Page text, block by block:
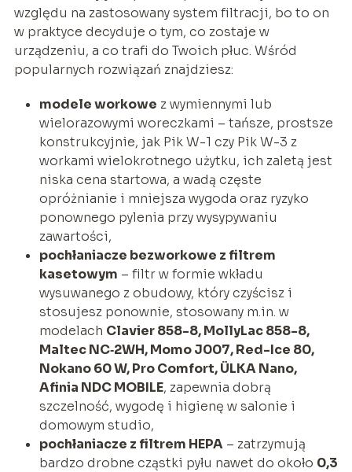
względu na zastosowany system filtracji, bo to on
w praktyce decyduje o tym, co zostaje w
urządzeniu, a co trafi do Twoich płuc. Wśród
popularnych rozwiązań znajdziesz:
modele workowe z wymiennymi lub
wielorazowymi woreczkami – tańsze, prostsze
konstrukcyjnie, jak Pik W-1 czy Pik W-3 z
workami wielokrotnego użytku, ich zaletą jest
niska cena startowa, a wadą częste
opróżnianie i mniejsza wygoda oraz ryzyko
ponownego pylenia przy wysypywaniu
zawartości,
pochłaniacze bezworkowe z filtrem
kasetowym – filtr w formie wkładu
wysuwanego z obudowy, który czyścisz i
stosujesz ponownie, stosowany m.in. w
modelach Clavier 858-8, MollyLac 858-8,
Maltec NC‑2WH, Momo J007, Red-Ice 80,
Nokano 60 W, Pro Comfort, ÜLKA Nano,
Afinia NDC MOBILE, zapewnia dobrą
szczelność, wygodę i higienę w salonie i
domowym studio,
pochłaniacze z filtrem HEPA– zatrzymują
bardzo drobne cząstki pyłu nawet do około 0,3